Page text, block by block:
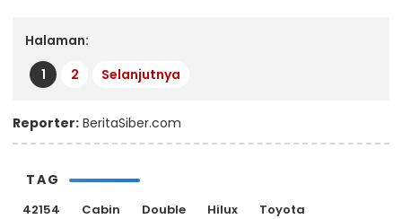
Halaman:
1
2 Selanjutnya
Reporter: BeritaSiber.com
TAG
42154 Cabin Double Hilux Toyota